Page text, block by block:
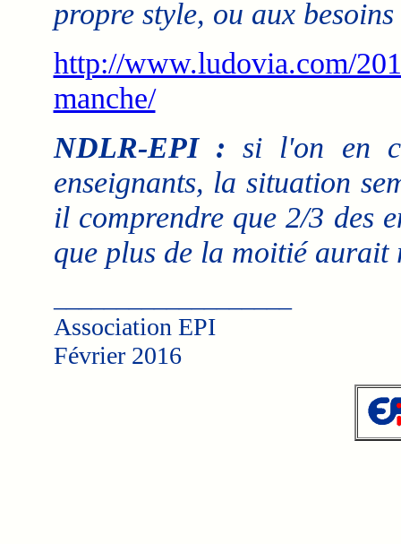
propre style, ou aux
http://www.ludovia.com/
manche/
NDLR-EPI : si l'on en
enseignants, la situation
il comprendre que 2/3 des
que plus de la moitié aurait
Association EPI
Février 2016